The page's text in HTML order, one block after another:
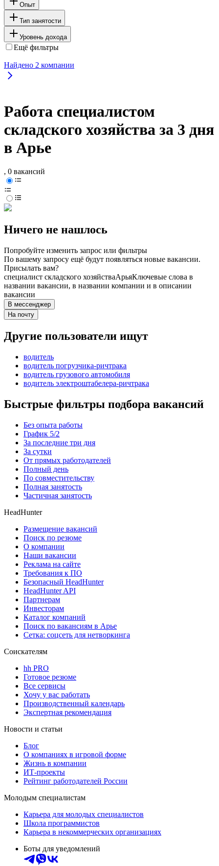
Опыт
Тип занятости
Уровень дохода
Ещё фильтры
Найдено 2 компании
Работа специалистом
складского хозяйства за 3 дня
в Арье
, 0 вакансий
Ничего не нашлось
Попробуйте изменить запрос или фильтры
По вашему запросу ещё будут появляться новые вакансии.
Присылать вам?
специалист складского хозяйстваАрьяКлючевые слова в
названии вакансии, в названии компании и в описании
вакансии
В мессенджер
На почту
Другие пользователи ищут
водитель
водитель погрузчика-ричтрака
водитель грузового автомобиля
водитель электроштабелера-ричтрака
Быстрые фильтры подбора вакансий
Без опыта работы
График 5/2
За последние три дня
За сутки
От прямых работодателей
Полный день
По совместительству
Полная занятость
Частичная занятость
HeadHunter
Размещение вакансий
Поиск по резюме
О компании
Наши вакансии
Реклама на сайте
Требования к ПО
Безопасный HeadHunter
HeadHunter API
Партнерам
Инвесторам
Каталог компаний
Поиск по вакансиям в Арье
Сетка: соцсеть для нетворкинга
Соискателям
hh PRO
Готовое резюме
Все сервисы
Хочу у вас работать
Производственный календарь
Экспертная рекомендация
Новости и статьи
Блог
О компаниях в игровой форме
Жизнь в компании
ИТ-проекты
Рейтинг работодателей России
Молодым специалистам
Карьера для молодых специалистов
Школа программистов
Карьера в некоммерческих организациях
Боты для уведомлений